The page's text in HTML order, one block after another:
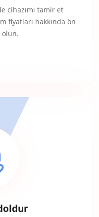
cihazımı tamir et
fiyatları hakkında ön
olun.